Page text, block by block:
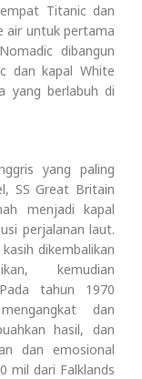
Titanic dan
air untuk pertama
dibangun
dan kapal White
yang berlabuh di
yang paling
SS Great Britain
menjadi kapal
perjalanan laut.
dikembalikan
kemudian
tahun 1970
dan
hasil, dan
dan emosional
mil dari Falklands